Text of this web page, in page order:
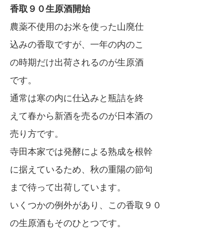
香取９０生原酒開始
農薬不使用のお米を使った山廃仕
込みの香取ですが、一年の内のこ
の時期だけ出荷されるのが生原酒
です。
通常は寒の内に仕込みと瓶詰を終
えて春から新酒を売るのが日本酒の
売り方です。
寺田本家では発酵による熟成を根幹
に据えているため、秋の重陽の節句
まで待って出荷しています。
いくつかの例外があり、この香取９０
の生原酒もそのひとつです。